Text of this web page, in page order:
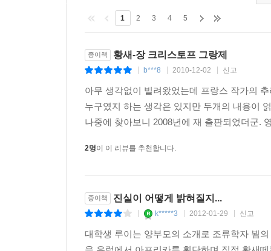
1 2 3 4 5
종이책 황새-장 크리스토프 그랑제
b***8 2010-12-02 신고
아무 생각없이 빌려왔었는데 프랑스 작가의
누구였지 하는 생각은 있지만 두개의 내용이
나중에 찾아보니 2008년에 재 출판되었더군.
2명이 이 리뷰를 추천합니다.
종이책 진실이 어떻게 밝혀질지...
k*****3 2012-01-29 신고
대학생 루이는 양부모의 소개로 조류학자 뵘